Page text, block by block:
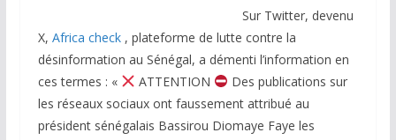
Sur Twitter, devenu
X, Africa check, plateforme de lutte contre la
désinformation au Sénégal, a démenti l’information en
ces termes : «
ATTENTION
Des publications sur
les réseaux sociaux ont faussement attribué au
président sénégalais Bassirou Diomaye Faye les